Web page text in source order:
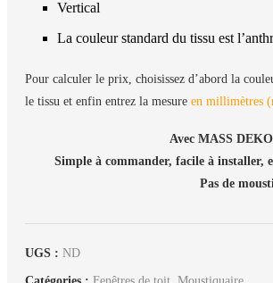
Vertical
La couleur standard du tissu est
Pour calculer le prix, choisissez d’abord la
le tissu et enfin entrez la mesure en millimètres
Avec MASS
Simple à commander, facile à installer,
Pas de
UGS : ND